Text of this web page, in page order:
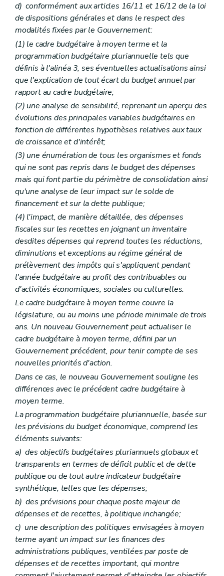
d) conformément aux articles 16/11 et 16/12 de la loi
de dispositions générales et dans le respect des
modalités fixées par le Gouvernement:
(1) le cadre budgétaire à moyen terme et la
programmation budgétaire pluriannuelle tels que
définis à l'alinéa 3, ses éventuelles actualisations ainsi
que l'explication de tout écart du budget annuel par
rapport au cadre budgétaire;
(2) une analyse de sensibilité, reprenant un aperçu des
évolutions des principales variables budgétaires en
fonction de différentes hypothèses relatives aux taux
de croissance et d'intérêt;
(3) une énumération de tous les organismes et fonds
qui ne sont pas repris dans le budget des dépenses
mais qui font partie du périmètre de consolidation ainsi
qu'une analyse de leur impact sur le solde de
financement et sur la dette publique;
(4) l'impact, de manière détaillée, des dépenses
fiscales sur les recettes en joignant un inventaire
desdites dépenses qui reprend toutes les réductions,
diminutions et exceptions au régime général de
prélèvement des impôts qui s'appliquent pendant
l'année budgétaire au profit des contribuables ou
d'activités économiques, sociales ou culturelles.
Le cadre budgétaire à moyen terme couvre la
législature, ou au moins une période minimale de trois
ans. Un nouveau Gouvernement peut actualiser le
cadre budgétaire à moyen terme, défini par un
Gouvernement précédent, pour tenir compte de ses
nouvelles priorités d'action.
Dans ce cas, le nouveau Gouvernement souligne les
différences avec le précédent cadre budgétaire à
moyen terme.
La programmation budgétaire pluriannuelle, basée sur
les prévisions du budget économique, comprend les
éléments suivants:
a) des objectifs budgétaires pluriannuels globaux et
transparents en termes de déficit public et de dette
publique ou de tout autre indicateur budgétaire
synthétique, telles que les dépenses;
b) des prévisions pour chaque poste majeur de
dépenses et de recettes, à politique inchangée;
c) une description des politiques envisagées à moyen
terme ayant un impact sur les finances des
administrations publiques, ventilées par poste de
dépenses et de recettes important, qui montre